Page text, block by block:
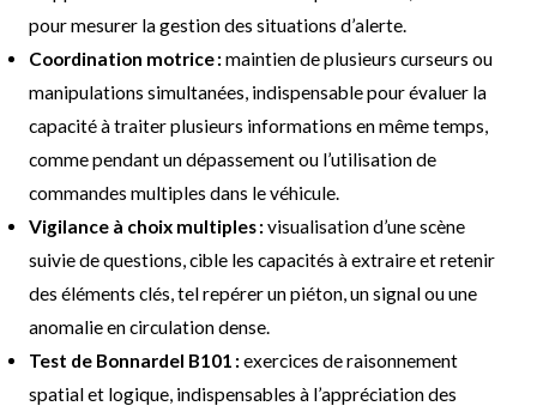
pour mesurer la gestion des situations d’alerte.
Coordination motrice :maintien de plusieurs curseurs ou
manipulations simultanées, indispensable pour évaluer la
capacité à traiter plusieurs informations en même temps,
comme pendant un dépassement ou l’utilisation de
commandes multiples dans le véhicule.
Vigilance à choix multiples :visualisation d’une scène
suivie de questions, cible les capacités à extraire et retenir
des éléments clés, tel repérer un piéton, un signal ou une
anomalie en circulation dense.
Test de Bonnardel B101 :exercices de raisonnement
spatial et logique, indispensables à l’appréciation des